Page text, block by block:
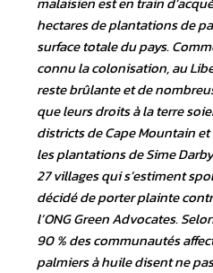
hectares de plantations de
surface totale du pays.
connu la colonisation, au
reste brûlante et de
que leurs droits à la terre
districts de Cape Mountain
les plantations de Sime
27 villages qui s’estiment
décidé de porter plainte
l’ONG Green Advocates.
90 % des communautés
palmiers à huile disent ne